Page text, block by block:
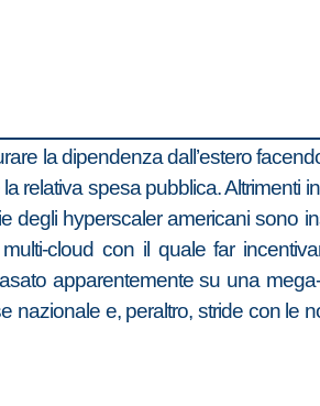
la dipendenza dall’estero
relativa spesa pubblica. Altrimenti
degli hyperscaler americani sono
cloud con il quale far
apparentemente su una
nazionale e, peraltro, stride con